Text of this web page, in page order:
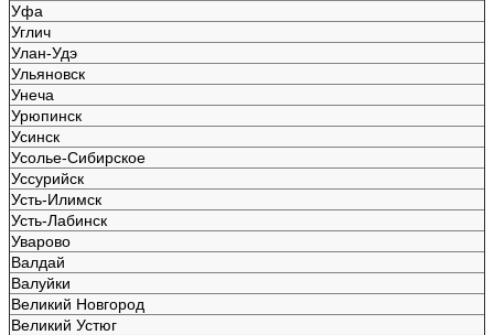
Уфа
Углич
Улан-Удэ
Ульяновск
Унеча
Урюпинск
Усинск
Усолье-Сибирское
Уссурийск
Усть-Илимск
Усть-Лабинск
Уварово
Валдай
Валуйки
Великий Новгород
Великий Устюг